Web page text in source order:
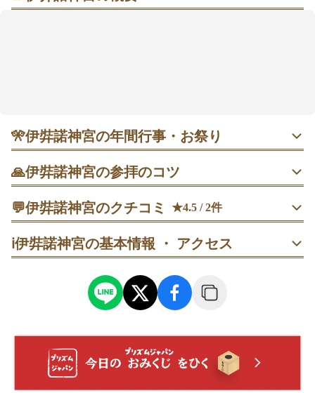
別参拝ではライトアップが行われ、幻想的な表情に出
会えるかも。参拝は随神門から手水舎を経て本殿へ、
所要はおよそ30分🌿
🎌伊弉諾神宮の年間行事・お祭り
4月18〜20日 御例祭｜春の大祭。神輿渡御やだんじり奉納
が行われる3日間。最混雑は祭典前後で、夜祭や最終日の還
御祭は比較的落ち着く傾向。見学は全日可能で、沿道は時
間に余裕を持って回ると◎。
9月23日 三大神話神楽祭｜秋分の日の夕刻に高千穂・出雲
などの神楽が奉納。指定席制で混雑回避しやすく、事前に
も人気の観覧イベント。
真撮影もゆったり楽しめる。
🙏伊弉諾神宮の参拝のコツ
1. 混雑を避けたいなら朝の早い時間か平日を選ぶ。週末午
後は人が増えやすいので到着を前倒しに。
2. 参道入口から随神門をくぐり、手水舎で手と口を清めて
3. 本殿手前の夫婦の大楠では、葉をそっと撫でて感謝と願
4. 放生の神池では、設置の祈り札を確認してから静かに祈
る。写真は短時間で、周囲への配慮を。
💬伊弉諾神宮のクチコミ ★4.5 / 2件
訪問日： 2025/01/04
ℹ️伊弉諾神宮の基本情報 ・ アクセス